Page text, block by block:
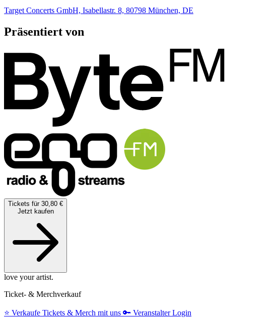
Target Concerts GmbH, Isabellastr. 8, 80798 München, DE
Präsentiert von
Tickets für 30,80 €
Jetzt kaufen
love your artist.
Ticket- & Merchverkauf
⭐️ Verkaufe Tickets & Merch mit uns 🔑 Veranstalter Login